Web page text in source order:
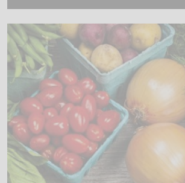
35 corsi di formazione online